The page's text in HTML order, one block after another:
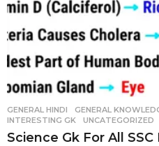
GENERAL HINDI ,GENERAL
INTERESTING GK
,UNCATEGORIZED
Science Gk For All